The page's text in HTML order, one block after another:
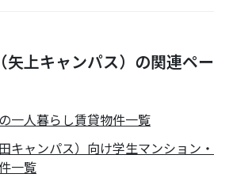
矢上キャンパス）の関連ペー
一人暮らし賃貸物件一覧
キャンパス）向け学生マンション・
一覧